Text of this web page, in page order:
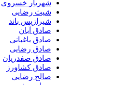
شهریار خسروی
شیث رضایی
شیرازیس باند
صادق آبان
صادق باغبانی
صادق رضایی
صادق صفدریان
صادق کشاورز
صالح رضایی